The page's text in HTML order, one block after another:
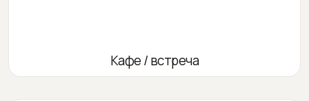
Кафе / встреча